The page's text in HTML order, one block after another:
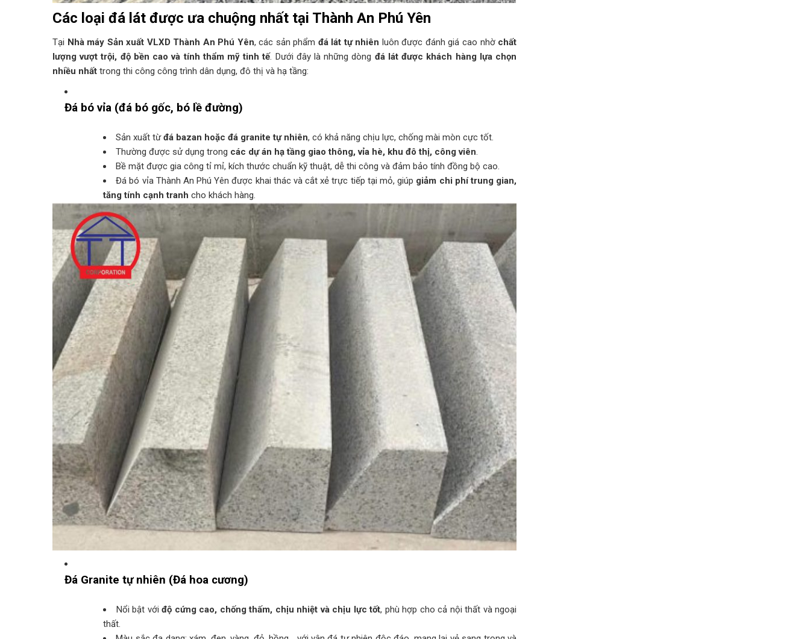
Các loại đá lát được ưa chuộng nhất tại Thành An Phú Yên
Tại Nhà máy Sản xuất VLXD Thành An Phú Yên, các sản phẩm đá lát tự nhiên luôn được đánh giá cao nhờ chất
lượng vượt trội, độ bền cao và tính thẩm mỹ tinh tế. Dưới đây là những dòng đá lát được khách hàng lựa chọn
nhiều nhất trong thi công công trình dân dụng, đô thị và hạ tầng:
Đá bó vỉa (đá bó gốc, bó lề đường)
Sản xuất từđá bazan hoặc đá granite tự nhiên, có khả năng chịu lực, chống mài mòn cực tốt.
Thường được sử dụng trong các dự án hạ tầng giao thông, vỉa hè, khu đô thị, công viên.
Bề mặt được gia công tỉ mỉ, kích thước chuẩn kỹ thuật, dễ thi công và đảm bảo tính đồng bộ cao.
Đá bó vỉa Thành An Phú Yên được khai thác và cắt xẻ trực tiếp tại mỏ, giúp giảm chi phí trung gian,
tăng tính cạnh tranh cho khách hàng.
Đá Granite tự nhiên (Đá hoa cương)
Nổi bật với độ cứng cao, chống thấm, chịu nhiệt và chịu lực tốt, phù hợp cho cả nội thất và ngoại
thất.